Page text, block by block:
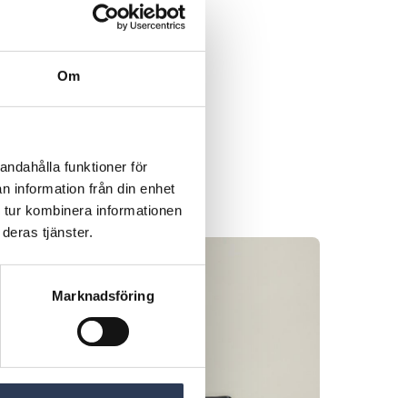
Om
funktioner för
information från din enhet
kombinera informationen
tjänster.
Marknadsföring